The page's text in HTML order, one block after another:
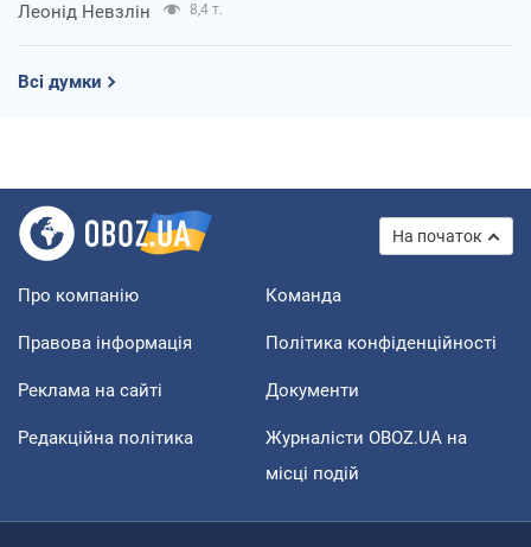
Леонід Невзлін 8,4 т.
Всі думки
На початок
Про компанію Команда
Правова інформація Політика конфіденційності
Реклама на сайті Документи
Редакційна політика
Журналісти OBOZ.UA на
місці подій